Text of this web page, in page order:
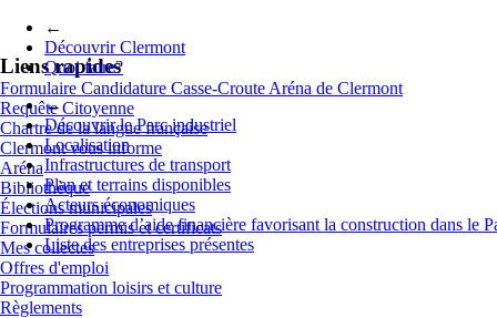
←
Découvrir Clermont
Quoi faire?
←
Découvrir le Parc industriel
Localisation
Infrastructures de transport
Plan et terrains disponibles
Acteurs économiques
Programme d’aide financière favorisant la construction dans le
Liste des entreprises présentes
Liens rapides
Formulaire Candidature Casse-Croute Aréna de Clermont
Requête Citoyenne
Chartre de la langue française
Clermont vous informe
Aréna
Bibliothèque
Élections municipales
Formulaires permis et certificats
Mes collectes
Offres d'emploi
Programmation loisirs et culture
Règlements